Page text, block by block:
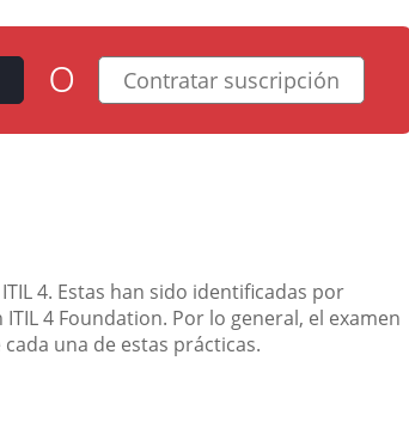
o Contratar suscripción
4. Estas han sido identificadas por
4 Foundation. Por lo general, el examen
una de estas prácticas.